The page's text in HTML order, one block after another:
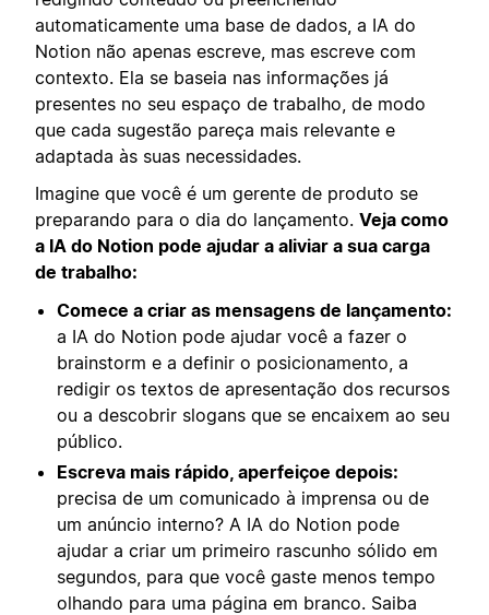
automaticamente uma base de dados, a IA do
Notion não apenas escreve, mas escreve com
contexto. Ela se baseia nas informações já
presentes no seu espaço de trabalho, de modo
que cada sugestão pareça mais relevante e
adaptada às suas necessidades.
Imagine que você é um gerente de produto se
preparando para o dia do lançamento. Veja como
a IA do Notion pode ajudar a aliviar a sua carga
de trabalho:
Comece a criar as mensagens de lançamento:
a IA do Notion pode ajudar você a fazer o
brainstorm e a definir o posicionamento, a
redigir os textos de apresentação dos recursos
ou a descobrir slogans que se encaixem ao seu
público.
Escreva mais rápido, aperfeiçoe depois:
precisa de um comunicado à imprensa ou de
um anúncio interno? A IA do Notion pode
ajudar a criar um primeiro rascunho sólido em
segundos, para que você gaste menos tempo
olhando para uma página em branco. Saiba